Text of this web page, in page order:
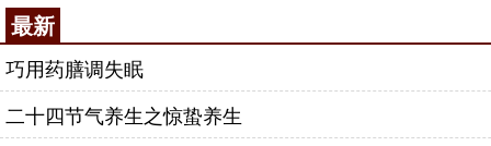
最新
巧用药膳调失眠
二十四节气养生之惊蛰养生